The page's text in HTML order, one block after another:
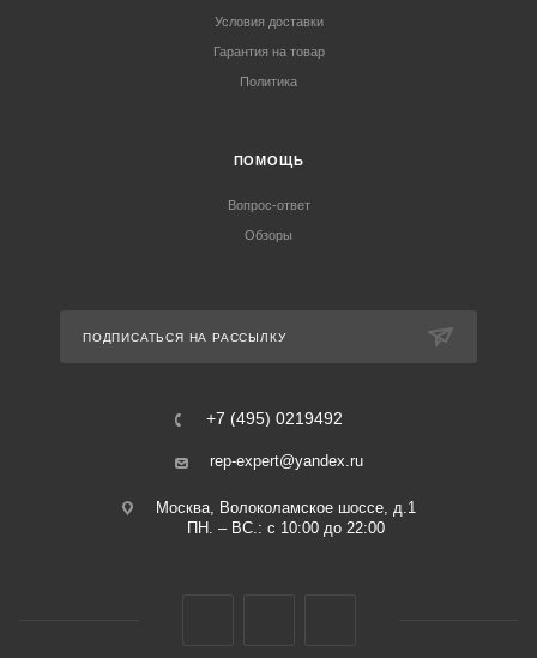
Условия доставки
Гарантия на товар
Политика
ПОМОЩЬ
Вопрос-ответ
Обзоры
ПОДПИСАТЬСЯ НА РАССЫЛКУ
+7 (495) 0219492
rep-expert@yandex.ru
Москва, Волоколамское шоссе, д.1
ПН. – ВС.: с 10:00 до 22:00